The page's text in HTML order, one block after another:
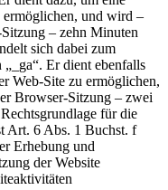
ermöglichen, und wird –
– zehn Minuten
sich dabei zum
Er dient ebenfalls
Web-Site zu ermöglichen,
Browser-Sitzung – zwei
für die
Art. 6 Abs. 1 Buchst. f
Erhebung und
der Website